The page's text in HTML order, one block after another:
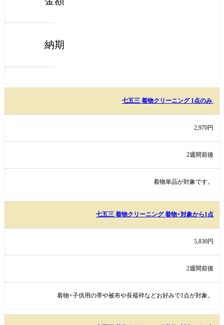
納期
七五三 着物クリーニング 1点のみ
2,970円
2週間前後
着物単品が対象です。
七五三 着物クリーニング 着物+対象から1点
5,830円
2週間前後
着物+子供用の帯や被布や長襦袢などお好みで1点が対象。